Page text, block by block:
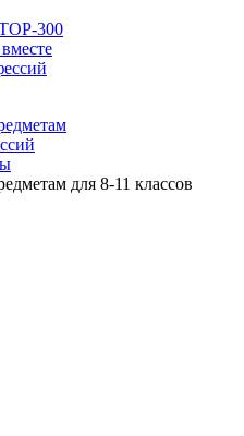
300
для 8-11 классов